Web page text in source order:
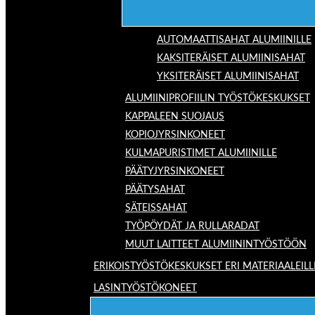
AUTOMAATTISAHAT ALUMIINILLE
KAKSITERÄISET ALUMIINISAHAT
YKSITERÄISET ALUMIINISAHAT
ALUMIINIPROFIILIN TYÖSTÖKESKUKSET
KAPPALEEN SUOJAUS
KOPIOJYRSINKONEET
KULMAPURISTIMET ALUMIINILLE
PÄÄTYJYRSINKONEET
PÄÄTYSAHAT
SÄTEISSAHAT
TYÖPÖYDÄT JA RULLARADAT
MUUT LAITTEET ALUMIININTYÖSTÖÖN
ERIKOISTYÖSTÖKESKUKSET ERI
LASINTYÖSTÖKONEET